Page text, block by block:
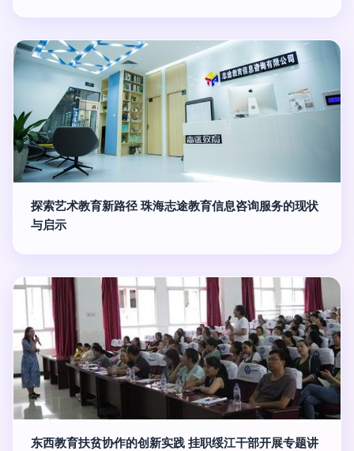
探索艺术教育新路径 珠海志途教育信息咨询服务的现状
与启示
东西教育扶贫协作的创新实践 挂职绥江干部开展专题讲